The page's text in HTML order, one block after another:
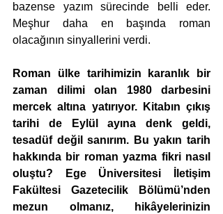
bazense yazım sürecinde belli eder.
Meşhur daha en başında roman
olacağının sinyallerini verdi.
Roman ülke tarihimizin karanlık bir
zaman dilimi olan 1980 darbesini
mercek altına yatırıyor. Kitabın çıkış
tarihi de Eylül ayına denk geldi,
tesadüf değil sanırım. Bu yakın tarih
hakkında bir roman yazma fikri nasıl
oluştu? Ege Üniversitesi İletişim
Fakültesi Gazetecilik Bölümü’nden
mezun olmanız, hikâyelerinizin